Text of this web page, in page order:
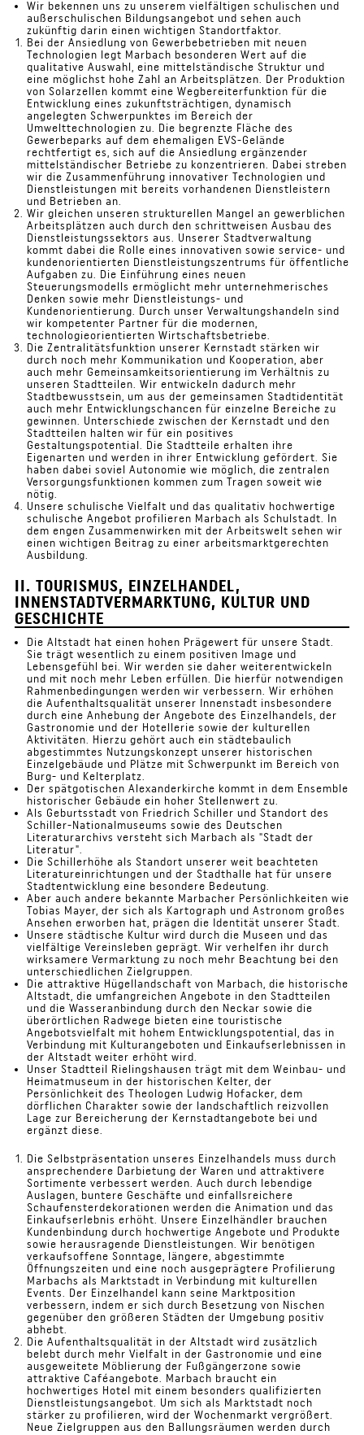
Wir bekennen uns zu unserem vielfältigen schulischen und
außerschulischen Bildungsangebot und sehen auch
zukünftig darin einen wichtigen Standortfaktor.
Bei der Ansiedlung von Gewerbebetrieben mit neuen
Technologien legt Marbach besonderen Wert auf die
qualitative Auswahl, eine mittelständische Struktur und
eine möglichst hohe Zahl an Arbeitsplätzen. Der Produktion
von Solarzellen kommt eine Wegbereiterfunktion für die
Entwicklung eines zukunftsträchtigen, dynamisch
angelegten Schwerpunktes im Bereich der
Umwelttechnologien zu. Die begrenzte Fläche des
Gewerbeparks auf dem ehemaligen EVS-Gelände
rechtfertigt es, sich auf die Ansiedlung ergänzender
mittelständischer Betriebe zu konzentrieren. Dabei streben
wir die Zusammenführung innovativer Technologien und
Dienstleistungen mit bereits vorhandenen Dienstleistern
und Betrieben an.
Wir gleichen unseren strukturellen Mangel an gewerblichen
Arbeitsplätzen auch durch den schrittweisen Ausbau des
Dienstleistungssektors aus. Unserer Stadtverwaltung
kommt dabei die Rolle eines innovativen sowie service- und
kundenorientierten Dienstleistungszentrums für öffentliche
Aufgaben zu. Die Einführung eines neuen
Steuerungsmodells ermöglicht mehr unternehmerisches
Denken sowie mehr Dienstleistungs- und
Kundenorientierung. Durch unser Verwaltungshandeln sind
wir kompetenter Partner für die modernen,
technologieorientierten Wirtschaftsbetriebe.
Die Zentralitätsfunktion unserer Kernstadt stärken wir
durch noch mehr Kommunikation und Kooperation, aber
auch mehr Gemeinsamkeitsorientierung im Verhältnis zu
unseren Stadtteilen. Wir entwickeln dadurch mehr
Stadtbewusstsein, um aus der gemeinsamen Stadtidentität
auch mehr Entwicklungschancen für einzelne Bereiche zu
gewinnen. Unterschiede zwischen der Kernstadt und den
Stadtteilen halten wir für ein positives
Gestaltungspotential. Die Stadtteile erhalten ihre
Eigenarten und werden in ihrer Entwicklung gefördert. Sie
haben dabei soviel Autonomie wie möglich, die zentralen
Versorgungsfunktionen kommen zum Tragen soweit wie
nötig.
Unsere schulische Vielfalt und das qualitativ hochwertige
schulische Angebot profilieren Marbach als Schulstadt. In
dem engen Zusammenwirken mit der Arbeitswelt sehen wir
einen wichtigen Beitrag zu einer arbeitsmarktgerechten
Ausbildung.
II. TOURISMUS, EINZELHANDEL,
INNENSTADTVERMARKTUNG, KULTUR UND
GESCHICHTE
Die Altstadt hat einen hohen Prägewert für unsere Stadt.
Sie trägt wesentlich zu einem positiven Image und
Lebensgefühl bei. Wir werden sie daher weiterentwickeln
und mit noch mehr Leben erfüllen. Die hierfür notwendigen
Rahmenbedingungen werden wir verbessern. Wir erhöhen
die Aufenthaltsqualität unserer Innenstadt insbesondere
durch eine Anhebung der Angebote des Einzelhandels, der
Gastronomie und der Hotellerie sowie der kulturellen
Aktivitäten. Hierzu gehört auch ein städtebaulich
abgestimmtes Nutzungskonzept unserer historischen
Einzelgebäude und Plätze mit Schwerpunkt im Bereich von
Burg- und Kelterplatz.
Der spätgotischen Alexanderkirche kommt in dem Ensemble
historischer Gebäude ein hoher Stellenwert zu.
Als Geburtsstadt von Friedrich Schiller und Standort des
Schiller-Nationalmuseums sowie des Deutschen
Literaturarchivs versteht sich Marbach als "Stadt der
Literatur".
Die Schillerhöhe als Standort unserer weit beachteten
Literatureinrichtungen und der Stadthalle hat für unsere
Stadtentwicklung eine besondere Bedeutung.
Aber auch andere bekannte Marbacher Persönlichkeiten wie
Tobias Mayer, der sich als Kartograph und Astronom großes
Ansehen erworben hat, prägen die Identität unserer Stadt.
Unsere städtische Kultur wird durch die Museen und das
vielfältige Vereinsleben geprägt. Wir verhelfen ihr durch
wirksamere Vermarktung zu noch mehr Beachtung bei den
unterschiedlichen Zielgruppen.
Die attraktive Hügellandschaft von Marbach, die historische
Altstadt, die umfangreichen Angebote in den Stadtteilen
und die Wasseranbindung durch den Neckar sowie die
überörtlichen Radwege bieten eine touristische
Angebotsvielfalt mit hohem Entwicklungspotential, das in
Verbindung mit Kulturangeboten und Einkaufserlebnissen in
der Altstadt weiter erhöht wird.
Unser Stadtteil Rielingshausen trägt mit dem Weinbau- und
Heimatmuseum in der historischen Kelter, der
Persönlichkeit des Theologen Ludwig Hofacker, dem
dörflichen Charakter sowie der landschaftlich reizvollen
Lage zur Bereicherung der Kernstadtangebote bei und
ergänzt diese.
Die Selbstpräsentation unseres Einzelhandels muss durch
ansprechendere Darbietung der Waren und attraktivere
Sortimente verbessert werden. Auch durch lebendige
Auslagen, buntere Geschäfte und einfallsreichere
Schaufensterdekorationen werden die Animation und das
Einkaufserlebnis erhöht. Unsere Einzelhändler brauchen
Kundenbindung durch hochwertige Angebote und Produkte
sowie herausragende Dienstleistungen. Wir benötigen
verkaufsoffene Sonntage, längere, abgestimmte
Öffnungszeiten und eine noch ausgeprägtere Profilierung
Marbachs als Marktstadt in Verbindung mit kulturellen
Events. Der Einzelhandel kann seine Marktposition
verbessern, indem er sich durch Besetzung von Nischen
gegenüber den größeren Städten der Umgebung positiv
abhebt.
Die Aufenthaltsqualität in der Altstadt wird zusätzlich
belebt durch mehr Vielfalt in der Gastronomie und eine
ausgeweitete Möblierung der Fußgängerzone sowie
attraktive Caféangebote. Marbach braucht ein
hochwertiges Hotel mit einem besonders qualifizierten
Dienstleistungsangebot. Um sich als Marktstadt noch
stärker zu profilieren, wird der Wochenmarkt vergrößert.
Neue Zielgruppen aus den Ballungsräumen werden durch